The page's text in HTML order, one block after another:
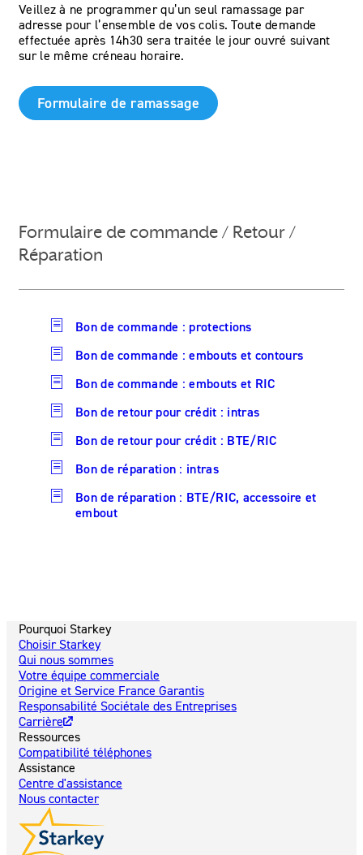
Veillez à ne programmer qu’un seul ramassage par
adresse pour l’ensemble de vos colis. Toute demande
effectuée après 14h30 sera traitée le jour ouvré suivant
sur le même créneau horaire.
Formulaire de ramassage
Formulaire de commande / Retour /
Réparation
Bon de commande : protections
Bon de commande : embouts et contours
Bon de commande : embouts et RIC
Bon de retour pour crédit : intras
Bon de retour pour crédit : BTE/RIC
Bon de réparation : intras
Bon de réparation : BTE/RIC, accessoire et
embout
Pourquoi Starkey
Choisir Starkey
Qui nous sommes
Votre équipe commerciale
Origine et Service France Garantis
Responsabilité Sociétale des Entreprises
Carrière
Ressources
Compatibilité téléphones
Assistance
Centre d'assistance
Nous contacter